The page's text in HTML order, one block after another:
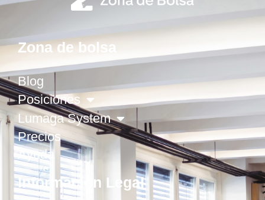
Zona de bolsa
Blog
Posiciones
Lumaga System
Precios
Ayuda
Información Legal